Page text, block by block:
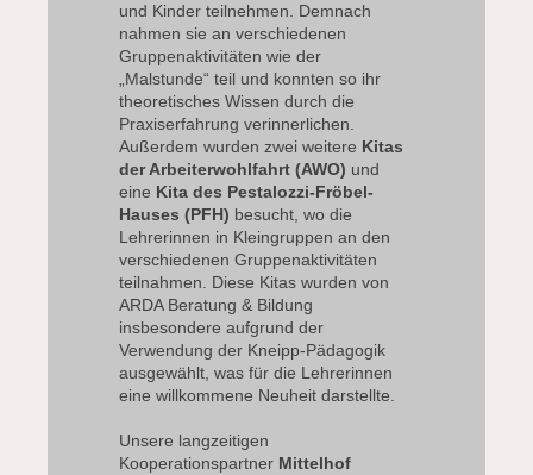
und Kinder teilnehmen. Demnach
nahmen sie an verschiedenen
Gruppenaktivitäten wie der
„Malstunde“ teil und konnten so ihr
theoretisches Wissen durch die
Praxiserfahrung verinnerlichen.
Außerdem wurden zwei weitere Kitas
der Arbeiterwohlfahrt (AWO) und
eine Kita des Pestalozzi-Fröbel-
Hauses (PFH) besucht, wo die
Lehrerinnen in Kleingruppen an den
verschiedenen Gruppenaktivitäten
teilnahmen. Diese Kitas wurden von
ARDA Beratung & Bildung
insbesondere aufgrund der
Verwendung der Kneipp-Pädagogik
ausgewählt, was für die Lehrerinnen
eine willkommene Neuheit darstellte.
Unsere langzeitigen
Kooperationspartner Mittelhof